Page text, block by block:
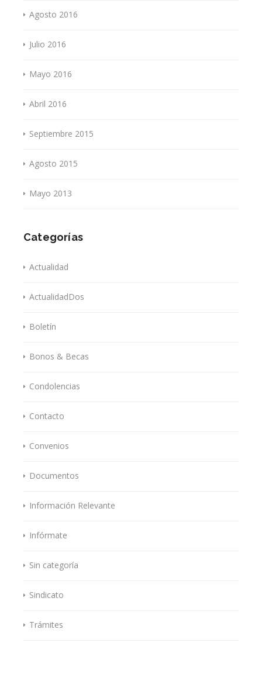
Agosto 2016
Julio 2016
Mayo 2016
Abril 2016
Septiembre 2015
Agosto 2015
Mayo 2013
Categorías
Actualidad
ActualidadDos
Boletín
Bonos & Becas
Condolencias
Contacto
Convenios
Documentos
Información Relevante
Infórmate
Sin categoría
Sindicato
Trámites